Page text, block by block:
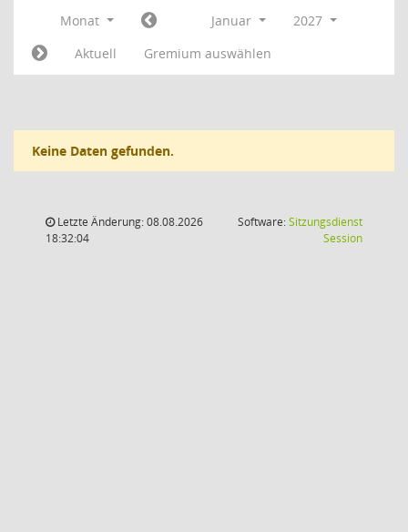
Monat Januar
2027
Aktuell
Gremium auswählen
Keine Daten gefunden.
Letzte Änderung: 08.08.2026
18:32:04
Software:Sitzungsdienst
Session(Wird in